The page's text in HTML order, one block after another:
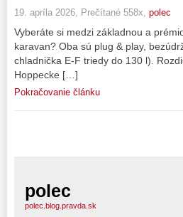
19. apríla 2026, Prečítané 558x, polec
Vyberáte si medzi základnou a
karavan? Oba sú plug & play,
chladnička E-F triedy do 130 l).
Hoppecke […]
Pokračovanie článku
polec
polec.blog.pravda.sk